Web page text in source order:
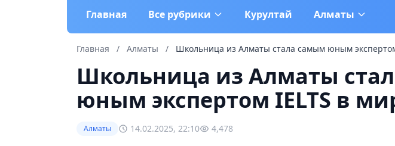
Главная Все рубрики Курултай Алматы
Главная / Алматы / Школьница из Алматы стала самым юным
Школьница из Алматы
юным экспертом IELTS в
Алматы 14.02.2025, 22:10 4,478